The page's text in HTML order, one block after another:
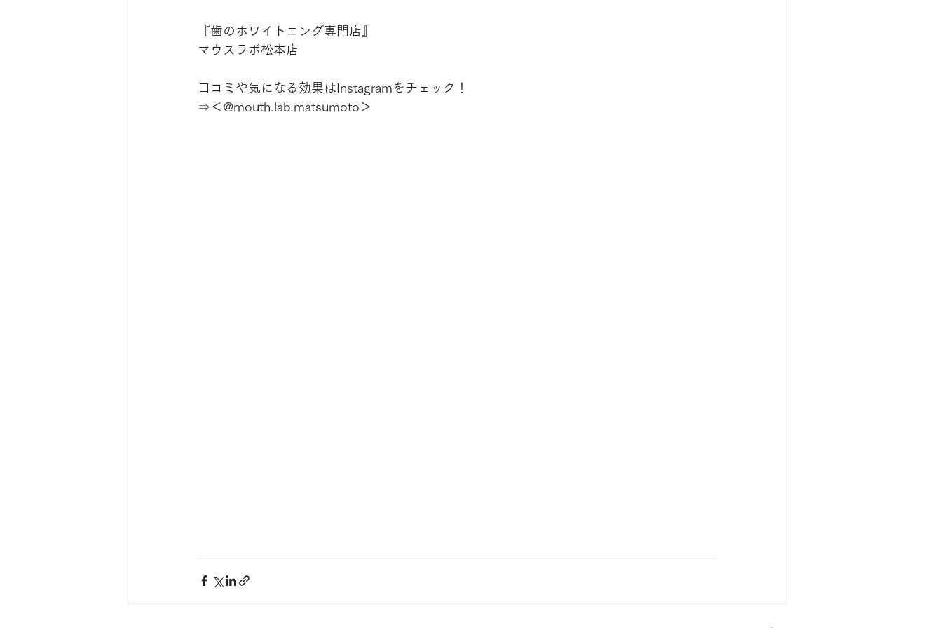
『歯のホワイトニング専門店』
マウスラボ松本店
口コミや気になる効果はInstagramをチェック！
⇒＜@mouth.lab.matsumoto＞